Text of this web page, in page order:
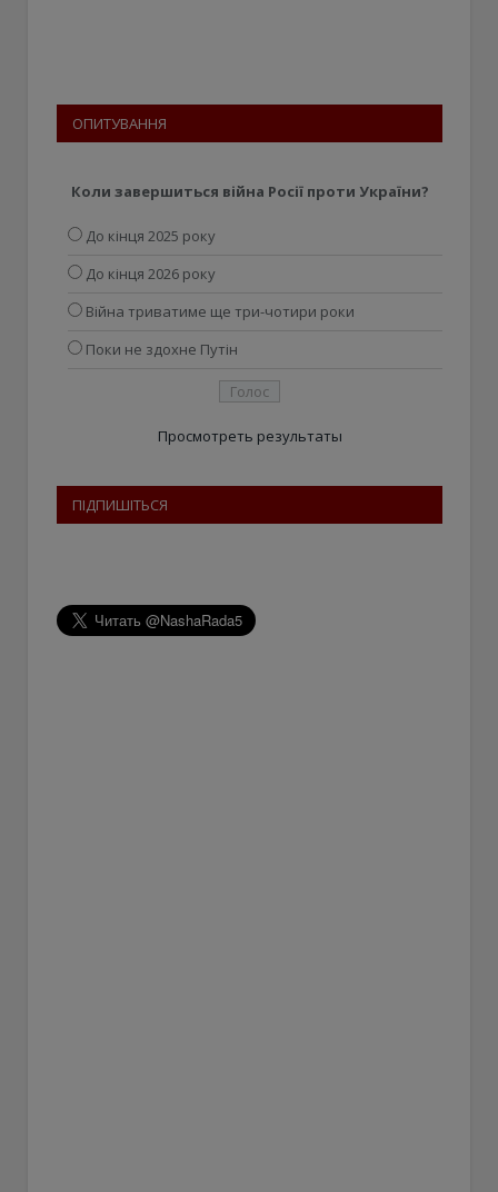
ОПИТУВАННЯ
Коли завершиться війна Росії проти України?
До кінця 2025 року
До кінця 2026 року
Війна триватиме ще три-чотири роки
Поки не здохне Путін
Просмотреть результаты
ПІДПИШІТЬСЯ